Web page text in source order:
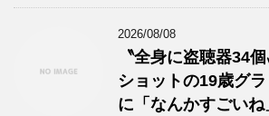
2026/08/08
〝全身に盗聴器34
ショットの19歳グ
に「なんかすごいね